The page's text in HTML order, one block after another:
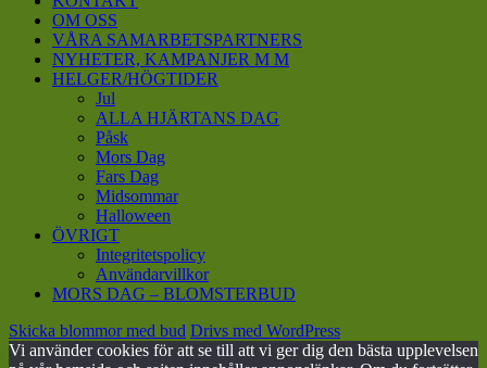
OM OSS
VÅRA SAMARBETSPARTNERS
NYHETER, KAMPANJER M M
HELGER/HÖGTIDER
Jul
ALLA HJÄRTANS DAG
Påsk
Mors Dag
Fars Dag
Midsommar
Halloween
ÖVRIGT
Integritetspolicy
Användarvillkor
MORS DAG – BLOMSTERBUD
Skicka blommor med bud Drivs med WordPress
Vi använder cookies för att se till att vi ger dig den bästa upplevelsen